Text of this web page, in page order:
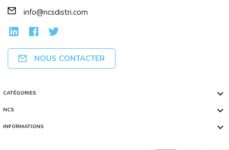
info@ncsdistri.com
NOUS CONTACTER
CATÉGORIES 
NCS 
INFORMATIONS 